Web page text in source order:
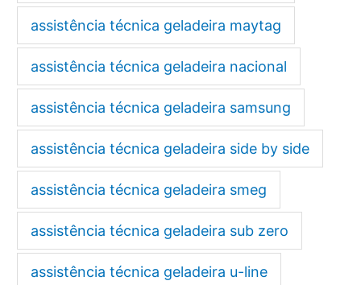
assistência técnica geladeira maytag
assistência técnica geladeira nacional
assistência técnica geladeira samsung
assistência técnica geladeira side by side
assistência técnica geladeira smeg
assistência técnica geladeira sub zero
assistência técnica geladeira u-line